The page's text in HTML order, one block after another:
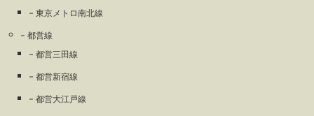
東京メトロ南北線
都営線
都営三田線
都営新宿線
都営大江戸線